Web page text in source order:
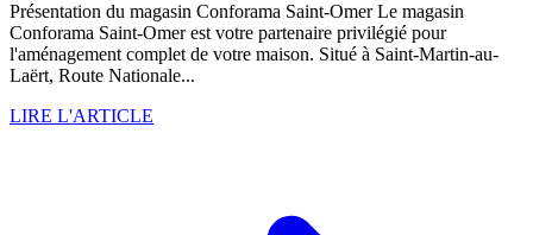
Présentation du magasin Conforama Saint-Omer Le magasin
Conforama Saint-Omer est votre partenaire privilégié pour
l'aménagement complet de votre maison. Situé à Saint-Martin-au-
Laërt, Route Nationale...
LIRE L'ARTICLE